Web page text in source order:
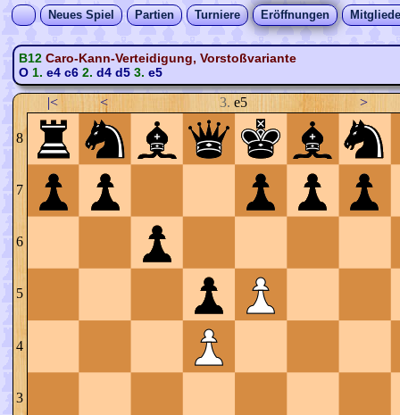
Neues Spiel Partien Turniere Eröffnungen
B12 Caro-Kann-Verteidigung, Vorstoßvariante
O1. e4 c62. d4 d53. e5
|< < 3. e5 >
8
7
6
5
4
3